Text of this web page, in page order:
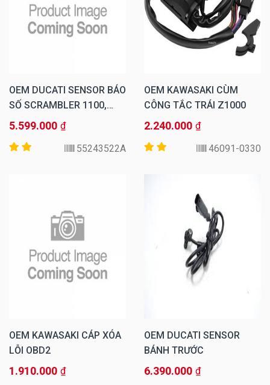
OEM DUCATI SENSOR BÁO
SỐ SCRAMBLER 1100,
MULTISTRADA 1260,
5.599.000 ₫
55243522A
OEM KAWASAKI CÙM
CÔNG TẮC TRÁI Z1000
2.240.000 ₫
46091-0330
OEM KAWASAKI CÁP XÓA
LỖI OBD2
1.910.000 ₫
OEM DUCATI SENSOR
BÁNH TRƯỚC
6.390.000 ₫